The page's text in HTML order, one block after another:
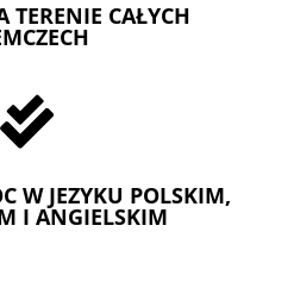
TERENIE CAŁYCH

W JEZYKU POLSKIM,
I ANGIELSKIM